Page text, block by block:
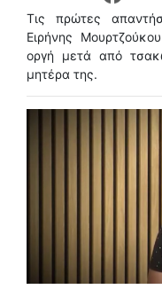
Τις πρώτες
Ειρήνης
οργή μετά από
μητέρα της.